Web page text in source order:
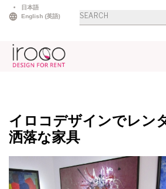
日本語
English (英語)
商
品
イロコデザインでレン
洒落な家具